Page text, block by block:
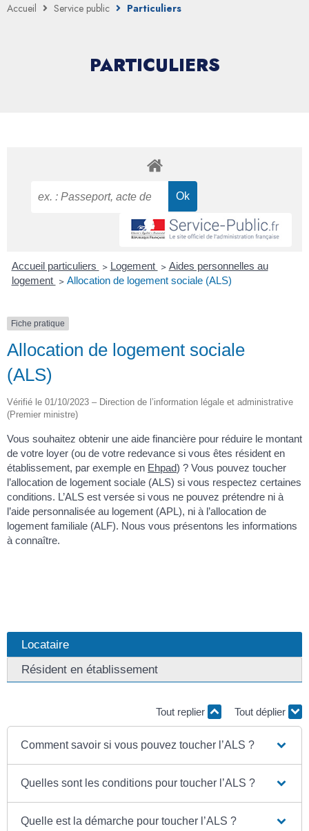
Accueil Service public Particuliers
PARTICULIERS
Accueil particuliers > Logement > Aides personnelles au
logement > Allocation de logement sociale (ALS)
Fiche pratique
Allocation de logement sociale
(ALS)
Vérifié le 01/10/2023 – Direction de l’information légale et administrative
(Premier ministre)
Vous souhaitez obtenir une aide financière pour réduire le montant
de votre loyer (ou de votre redevance si vous êtes résident en
établissement, par exemple en Ehpad) ? Vous pouvez toucher
l’allocation de logement sociale (ALS) si vous respectez certaines
conditions. L’ALS est versée si vous ne pouvez prétendre ni à
l’aide personnalisée au logement (APL), ni à l’allocation de
logement familiale (ALF). Nous vous présentons les informations
à connaître.
Locataire
Résident en établissement
Tout replier Tout déplier
Comment savoir si vous pouvez toucher l’ALS ?
Quelles sont les conditions pour toucher l’ALS ?
Quelle est la démarche pour toucher l’ALS ?